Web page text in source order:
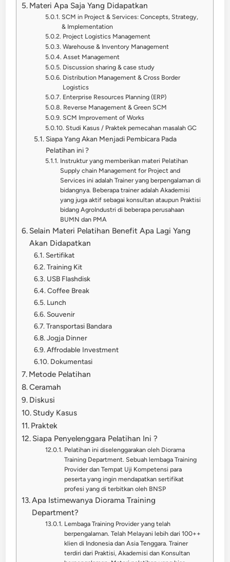
Materi Apa Saja Yang Didapatkan
SCM in Project & Services: Concepts, Strategy,
& Implementation
Project Logistics Management
Warehouse & Inventory Management
Asset Management
Discussion sharing & case study
Distribution Management & Cross Border
Logistics
Enterprise Resources Planning (ERP)
Reverse Management & Green SCM
SCM Improvement of Works
Studi Kasus / Praktek pemecahan masalah GC
Siapa Yang Akan Menjadi Pembicara Pada
Pelatihan ini ?
Instruktur yang memberikan materi Pelatihan
Supply chain Management for Project and
Services ini adalah Trainer yang berpengalaman di
bidangnya. Beberapa trainer adalah Akademisi
yang juga aktif sebagai konsultan ataupun Praktisi
bidang AgroIndustri di beberapa perusahaan
BUMN dan PMA
Selain Materi Pelatihan Benefit Apa Lagi Yang
Akan Didapatkan
Sertifikat
Training Kit
USB Flashdisk
Coffee Break
Lunch
Souvenir
Transportasi Bandara
Jogja Dinner
Affrodable Investment
Dokumentasi
Metode Pelatihan
Ceramah
Diskusi
Study Kasus
Praktek
Siapa Penyelenggara Pelatihan Ini ?
Pelatihan ini diselenggarakan oleh Diorama
Training Department. Sebuah lembaga Training
Provider dan Tempat Uji Kompetensi para
peserta yang ingin mendapatkan sertifikat
profesi yang di terbitkan oleh BNSP
Apa Istimewanya Diorama Training
Department?
Lembaga Training Provider yang telah
berpengalaman. Telah Melayani lebih dari 100++
klien di Indonesia dan Asia Tenggara. Trainer
terdiri dari Praktisi, Akademisi dan Konsultan